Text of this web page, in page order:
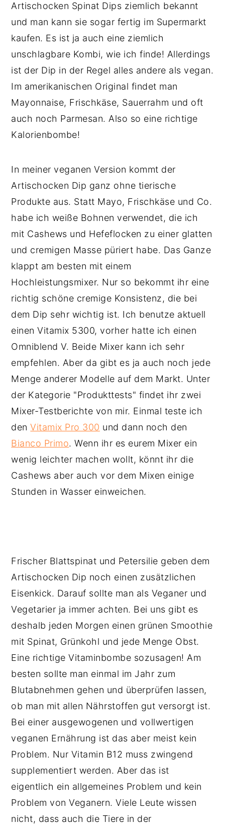
Artischocken Spinat Dips ziemlich bekannt
und man kann sie sogar fertig im Supermarkt
kaufen. Es ist ja auch eine ziemlich
unschlagbare Kombi, wie ich finde! Allerdings
ist der Dip in der Regel alles andere als vegan.
Im amerikanischen Original findet man
Mayonnaise, Frischkäse, Sauerrahm und oft
auch noch Parmesan. Also so eine richtige
Kalorienbombe!
In meiner veganen Version kommt der
Artischocken Dip ganz ohne tierische
Produkte aus. Statt Mayo, Frischkäse und Co.
habe ich weiße Bohnen verwendet, die ich
mit Cashews und Hefeflocken zu einer glatten
und cremigen Masse püriert habe. Das Ganze
klappt am besten mit einem
Hochleistungsmixer. Nur so bekommt ihr eine
richtig schöne cremige Konsistenz, die bei
dem Dip sehr wichtig ist. Ich benutze aktuell
einen Vitamix 5300, vorher hatte ich einen
Omniblend V. Beide Mixer kann ich sehr
empfehlen. Aber da gibt es ja auch noch jede
Menge anderer Modelle auf dem Markt. Unter
der Kategorie "Produkttests" findet ihr zwei
Mixer-Testberichte von mir. Einmal teste ich
denVitamix Pro 300 und dann noch den
Bianco Primo. Wenn ihr es eurem Mixer ein
wenig leichter machen wollt, könnt ihr die
Cashews aber auch vor dem Mixen einige
Stunden in Wasser einweichen.
Frischer Blattspinat und Petersilie geben dem
Artischocken Dip noch einen zusätzlichen
Eisenkick. Darauf sollte man als Veganer und
Vegetarier ja immer achten. Bei uns gibt es
deshalb jeden Morgen einen grünen Smoothie
mit Spinat, Grünkohl und jede Menge Obst.
Eine richtige Vitaminbombe sozusagen! Am
besten sollte man einmal im Jahr zum
Blutabnehmen gehen und überprüfen lassen,
ob man mit allen Nährstoffen gut versorgt ist.
Bei einer ausgewogenen und vollwertigen
veganen Ernährung ist das aber meist kein
Problem. Nur Vitamin B12 muss zwingend
supplementiert werden. Aber das ist
eigentlich ein allgemeines Problem und kein
Problem von Veganern. Viele Leute wissen
nicht, dass auch die Tiere in der